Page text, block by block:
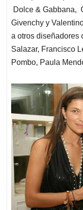
Dolce & Gabbana,
Givenchy y
a otros diseñadores
Salazar, Francisco
Pombo, Paula